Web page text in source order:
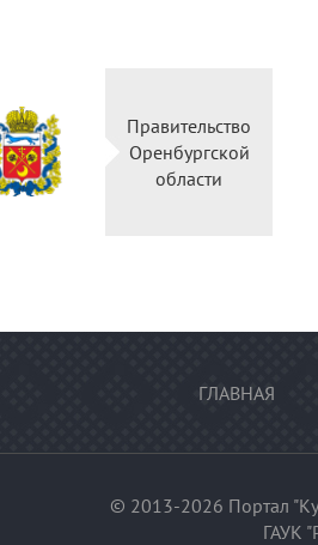
Правительство
Оренбургской
области
ГЛАВНАЯ
© 2013-2026 Портал
ГАУК